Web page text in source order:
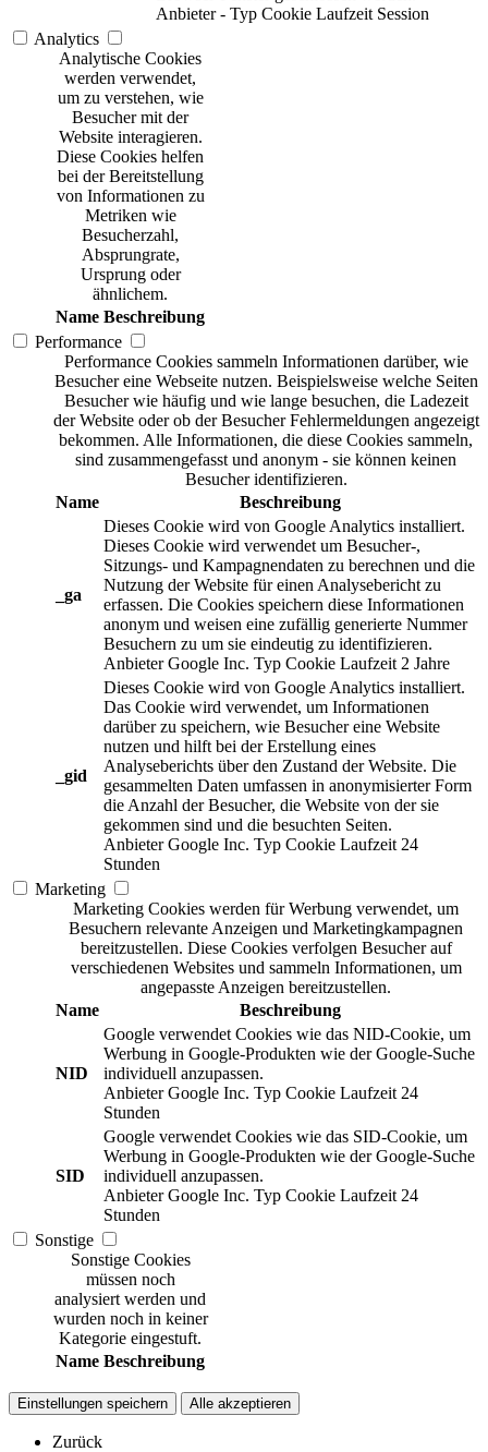
Anbieter - Typ Cookie Laufzeit Session
Analytics
Analytische Cookies
werden verwendet,
um zu verstehen, wie
Besucher mit der
Website interagieren.
Diese Cookies helfen
bei der Bereitstellung
von Informationen zu
Metriken wie
Besucherzahl,
Absprungrate,
Ursprung oder
ähnlichem.
Name Beschreibung
Performance
Performance Cookies sammeln Informationen darüber, wie
Besucher eine Webseite nutzen. Beispielsweise welche Seiten
Besucher wie häufig und wie lange besuchen, die Ladezeit
der Website oder ob der Besucher Fehlermeldungen angezeigt
bekommen. Alle Informationen, die diese Cookies sammeln,
sind zusammengefasst und anonym - sie können keinen
Besucher identifizieren.
Name
Beschreibung
_ga
Dieses Cookie wird von Google Analytics installiert.
Dieses Cookie wird verwendet um Besucher-,
Sitzungs- und Kampagnendaten zu berechnen und die
Nutzung der Website für einen Analysebericht zu
erfassen. Die Cookies speichern diese Informationen
anonym und weisen eine zufällig generierte Nummer
Besuchern zu um sie eindeutig zu identifizieren.
Anbieter Google Inc. Typ Cookie Laufzeit 2 Jahre
_gid
Dieses Cookie wird von Google Analytics installiert.
Das Cookie wird verwendet, um Informationen
darüber zu speichern, wie Besucher eine Website
nutzen und hilft bei der Erstellung eines
Analyseberichts über den Zustand der Website. Die
gesammelten Daten umfassen in anonymisierter Form
die Anzahl der Besucher, die Website von der sie
gekommen sind und die besuchten Seiten.
Anbieter Google Inc. Typ Cookie Laufzeit 24
Stunden
Marketing
Marketing Cookies werden für Werbung verwendet, um
Besuchern relevante Anzeigen und Marketingkampagnen
bereitzustellen. Diese Cookies verfolgen Besucher auf
verschiedenen Websites und sammeln Informationen, um
angepasste Anzeigen bereitzustellen.
Name
Beschreibung
NID
Google verwendet Cookies wie das NID-Cookie, um
Werbung in Google-Produkten wie der Google-Suche
individuell anzupassen.
Anbieter Google Inc. Typ Cookie Laufzeit 24
Stunden
SID
Google verwendet Cookies wie das SID-Cookie, um
Werbung in Google-Produkten wie der Google-Suche
individuell anzupassen.
Anbieter Google Inc. Typ Cookie Laufzeit 24
Stunden
Sonstige
Sonstige Cookies
müssen noch
analysiert werden und
wurden noch in keiner
Kategorie eingestuft.
Name Beschreibung
Einstellungen speichern Alle akzeptieren
Zurück